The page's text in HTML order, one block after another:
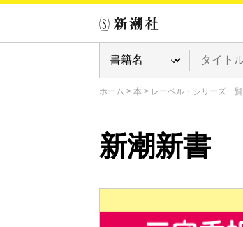
ホーム > 本 > レーベル・シリーズ一覧
新潮新書